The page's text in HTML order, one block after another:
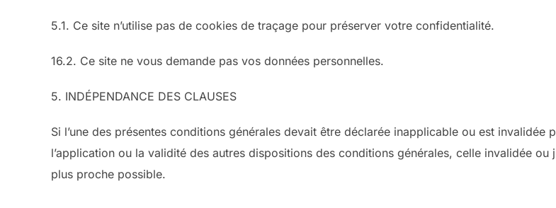
5.1. Ce site n’utilise pas de cookies de traçage pour préserver votre confidentialité.
16.2. Ce site ne vous demande pas vos données personnelles.
5. INDÉPENDANCE DES CLAUSES
Si l’une des présentes conditions générales devait être déclarée inapplicable ou est
l’application ou la validité des autres dispositions des conditions générales, celle invalidée
plus proche possible.